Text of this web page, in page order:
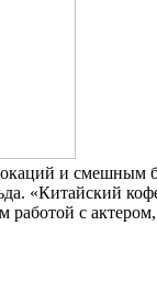
и
«Китайский
с